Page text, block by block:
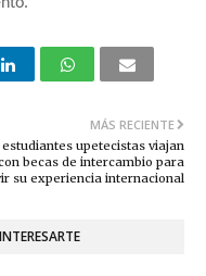
MÁS RECIENTE
estudiantes upetecistas viajan
becas de intercambio para
su experiencia internacional